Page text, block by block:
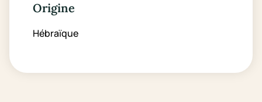
Origine
Hébraïque